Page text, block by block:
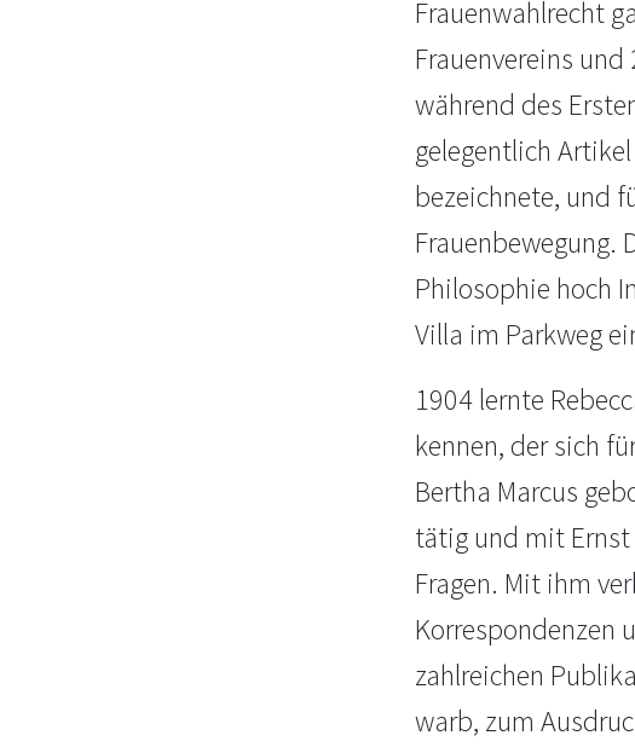
Frauenwahlrecht
Frauenvereins
während des
gelegentlich
bezeichnete, und
Frauenbewegung.
Philosophie hoch
Villa im Parkweg
1904 lernte
kennen, der sich
Bertha Marcus
tätig und mit Ernst
Fragen. Mit ihm
Korrespondenzen
zahlreichen
warb, zum